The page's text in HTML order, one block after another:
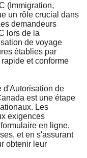
(Immigration,
un rôle crucial dans
demandeurs
lors de la
de voyage
établies par
et conforme
d'Autorisation de
est une étape
Les
exigences
en ligne,
et en s'assurant
obtenir leur